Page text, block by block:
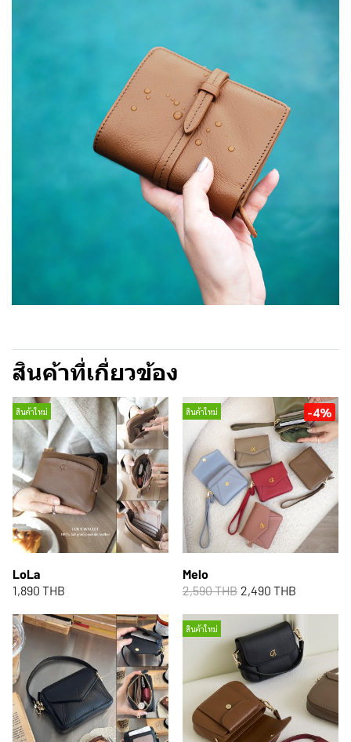
สินค้าที่เกี่ยวข้อง
สินค้าใหม่
LoLa
1,890 THB
สินค้าใหม่ -4%
Melo
2,590 THB 2,490 THB
สินค้าใหม่